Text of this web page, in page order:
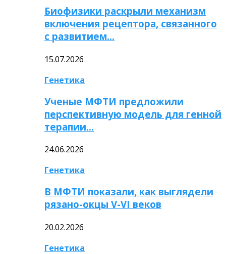
Биофизики раскрыли механизм
включения рецептора, связанного
с развитием…
15.07.2026
Генетика
Ученые МФТИ предложили
перспективную модель для генной
терапии…
24.06.2026
Генетика
В МФТИ показали, как выглядели
рязано-окцы V-VI веков
20.02.2026
Генетика